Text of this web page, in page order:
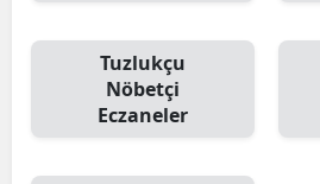
Tuzlukçu
Nöbetçi
Eczaneler